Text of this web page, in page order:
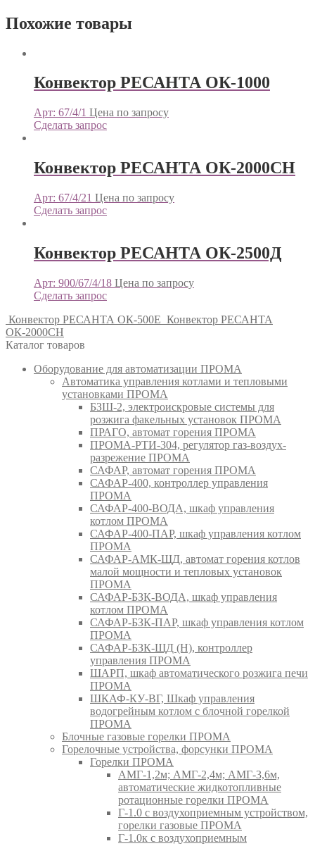
Похожие товары
Конвектор РЕСАНТА ОК-1000
Арт: 67/4/1 Цена по запросу
Сделать запрос
Конвектор РЕСАНТА ОК-2000СН
Арт: 67/4/21 Цена по запросу
Сделать запрос
Конвектор РЕСАНТА ОК-2500Д
Арт: 900/67/4/18 Цена по запросу
Сделать запрос
Конвектор РЕСАНТА ОК-500Е Конвектор РЕСАНТА
ОК-2000СН
Каталог товаров
Оборудование для автоматизации ПРОМА
Автоматика управления котлами и тепловыми
установками ПРОМА
БЗШ-2, электроискровые системы для
розжига факельных установок ПРОМА
ПРАГО, автомат горения ПРОМА
ПРОМА-РТИ-304, регулятор газ-воздух-
разрежение ПРОМА
САФАР, автомат горения ПРОМА
САФАР-400, контроллер управления
ПРОМА
САФАР-400-ВОДА, шкаф управления
котлом ПРОМА
САФАР-400-ПАР, шкаф управления котлом
ПРОМА
САФАР-АМК-ЩД, автомат горения котлов
малой мощности и тепловых установок
ПРОМА
САФАР-БЗК-ВОДА, шкаф управления
котлом ПРОМА
САФАР-БЗК-ПАР, шкаф управления котлом
ПРОМА
САФАР-БЗК-ЩД (Н), контроллер
управления ПРОМА
ШАРП, шкаф автоматического розжига печи
ПРОМА
ШКАФ-КУ-ВГ, Шкаф управления
водогрейным котлом с блочной горелкой
ПРОМА
Блочные газовые горелки ПРОМА
Горелочные устройства, форсунки ПРОМА
Горелки ПРОМА
АМГ-1,2м; АМГ-2,4м; АМГ-3,6м,
автоматические жидкотопливные
ротационные горелки ПРОМА
Г-1.0 с воздухоприемным устройством,
горелки газовые ПРОМА
Г-1.0к с воздухоприемным